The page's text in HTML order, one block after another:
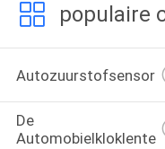
populaire
Autozuurstofsensor
De
Automobielkloklente